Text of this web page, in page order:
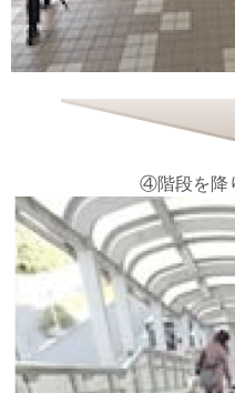
④階段を降